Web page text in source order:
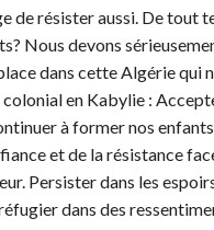
de résister aussi. De tout
Nous devons
dans cette Algérie qui
en Kabylie :
à former nos
et de la résistance
Persister dans les
dans des